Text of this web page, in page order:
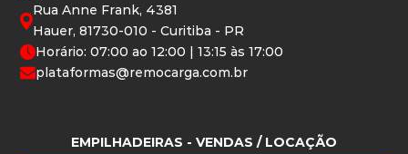
Rua Anne Frank, 4381
Hauer, 81730-010 - Curitiba - PR
Horário: 07:00 ao 12:00 | 13:15 às 17:00
plataformas@remocarga.com.br
EMPILHADEIRAS - VENDAS / LOCAÇÃO